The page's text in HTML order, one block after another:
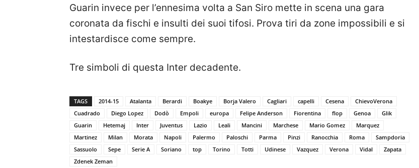
Guarin invece per l’ennesima volta a San Siro mette in scena una gara
coronata da fischi e insulti dei suoi tifosi. Prova tiri da zone impossibili e si
intestardisce come sempre.
Tre simboli di questa Inter decadente.
TAGS 2014-15 Atalanta Berardi Boakye Borja Valero Cagliari capelli Cesena
ChievoVerona
Cuadrado
Diego Lopez Dodò Empoli europa Felipe Anderson Fiorentina flop Genoa
Glik
Guarin
Hetemaj Inter Juventus Lazio Leali Mancini Marchese Mario Gomez
Marquez
Martinez
Milan Morata Napoli Palermo Paloschi Parma Pinzi Ranocchia Roma
Sampdoria
Sassuolo
Sepe Serie A Soriano top Torino Totti Udinese Vazquez Verona Vidal
Zapata
Zdenek Zeman